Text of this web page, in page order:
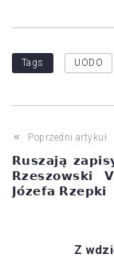
Tags UODO
Poprzedni artykuł
𝗥𝘂𝘀𝘇𝗮𝗷𝗮̨
𝗥𝘇𝗲𝘀𝘇𝗼𝘄𝘀𝗸𝗶
𝗝𝗼́𝘇𝗲𝗳𝗮 𝗥𝘇𝗲𝗽𝗸𝗶
Z